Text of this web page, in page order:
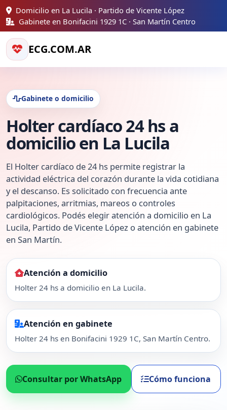
Domicilio en La Lucila · Partido de Vicente López
Gabinete en Bonifacini 1929 1C · San Martín Centro
ECG.COM.AR
Gabinete o domicilio
Holter cardíaco 24 hs a
domicilio en La Lucila
El Holter cardíaco de 24 hs permite registrar la
actividad eléctrica del corazón durante la vida cotidiana
y el descanso. Es solicitado con frecuencia ante
palpitaciones, arritmias, mareos o controles
cardiológicos. Podés elegir atención a domicilio en La
Lucila, Partido de Vicente López o atención en gabinete
en San Martín.
Atención a domicilio
Holter 24 hs a domicilio en La Lucila.
Atención en gabinete
Holter 24 hs en Bonifacini 1929 1C, San Martín Centro.
Consultar por WhatsApp Cómo funciona